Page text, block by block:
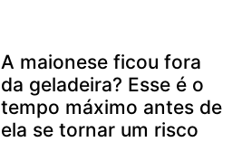
A maionese ficou fora
da geladeira? Esse é o
tempo máximo antes de
ela se tornar um risco